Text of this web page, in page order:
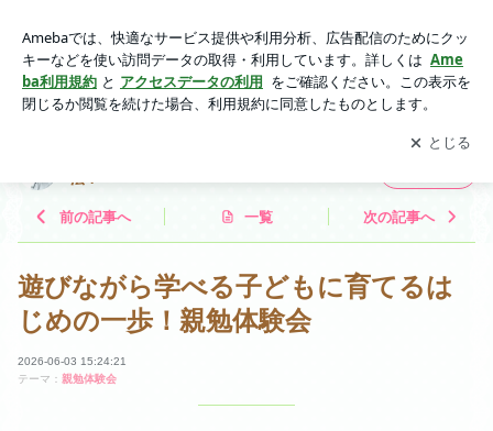
遊ぶように学ぶ勉強大好きな子に育つ学習法！
アプリをダウンロードして ブログの更新通知
を受け取りまし
ょう。
開く
法！
前の記事へ 一覧 次の記事へ
遊びながら学べる子どもに育てるは
じめの一歩！親勉体験会
2026-06-03 15:24:21
テーマ： 親勉体験会